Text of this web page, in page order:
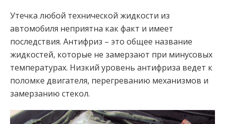
Утечка любой технической жидкости из
автомобиля неприятна как факт и имеет
последствия. Антифриз – это общее название
жидкостей, которые не замерзают при минусовых
температурах. Низкий уровень антифриза ведет к
поломке двигателя, перегреванию механизмов и
замерзанию стекол.